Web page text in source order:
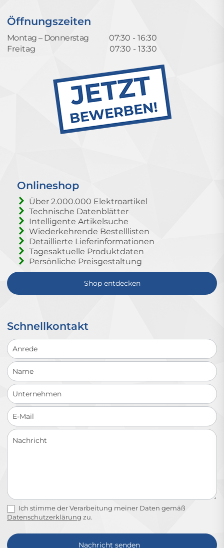
Öffnungszeiten
Montag – Donnerstag
07:30 - 16:30
Freitag
07:30 - 13:30
Onlineshop
Über 2.000.000 Elektroartikel
Technische Datenblätter
Intelligente Artikelsuche
Wiederkehrende Bestelllisten
Detaillierte Lieferinformationen
Tagesaktuelle Produktdaten
Persönliche Preisgestaltung
Shop entdecken
Schnellkontakt
Schnellkontakt
Ich stimme der Verarbeitung meiner Daten gemäß
Datenschutzerklärung zu.
Nachricht senden